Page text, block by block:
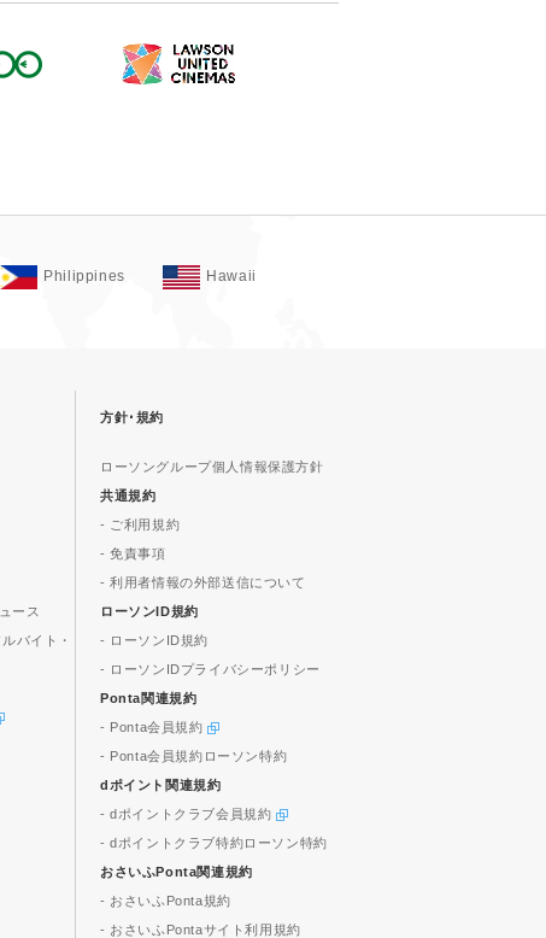
Philippines Hawaii
ース
バイト・
方針･規約
ローソングループ個人情報保護方針
共通規約
- ご利用規約
- 免責事項
- 利用者情報の外部送信について
ローソンID規約
- ローソンID規約
- ローソンIDプライバシーポリシー
Ponta関連規約
- Ponta会員規約
- Ponta会員規約ローソン特約
dポイント関連規約
- dポイントクラブ会員規約
- dポイントクラブ特約ローソン特約
おさいふPonta関連規約
- おさいふPonta規約
- おさいふPontaサイト利用規約